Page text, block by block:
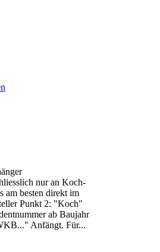
nur an Koch-
am besten direkt im
Punkt 2: "Koch"
ab Baujahr
Anfängt. Für...